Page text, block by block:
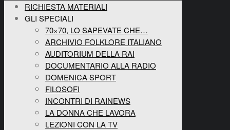
RICHIESTA MATERIALI
GLI SPECIALI
70×70, LO SAPEVATE CHE…
ARCHIVIO FOLKLORE ITALIANO
AUDITORIUM DELLA RAI
DOCUMENTARIO ALLA RADIO
DOMENICA SPORT
FILOSOFI
INCONTRI DI RAINEWS
LA DONNA CHE LAVORA
LEZIONI CON LA TV